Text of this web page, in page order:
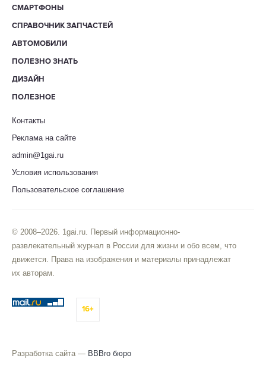
СМАРТФОНЫ
СПРАВОЧНИК ЗАПЧАСТЕЙ
АВТОМОБИЛИ
ПОЛЕЗНО ЗНАТЬ
ДИЗАЙН
ПОЛЕЗНОЕ
Контакты
Реклама на сайте
admin@1gai.ru
Условия использования
Пользовательское соглашение
© 2008–2026. 1gai.ru. Первый информационно-
развлекательный журнал в России для жизни и обо всем, что
движется. Права на изображения и материалы принадлежат
их авторам.
16+
Разработка сайта — BBBro бюро